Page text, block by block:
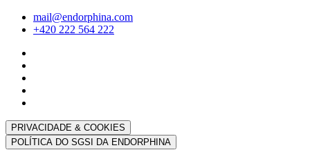
mail@endorphina.com
+420 222 564 222
PRIVACIDADE & COOKIES
POLÍTICA DO SGSI DA ENDORPHINA